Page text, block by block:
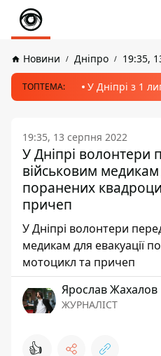
Новини Дніпро 19:35,
ТОПТЕМА: У Дніпрі з 1
19:35, 13 серпня 2022
У Дніпрі волонтери
військовим медикам
поранених
причеп
У Дніпрі волонтери
медикам для евакуації
мотоцикл та причеп
Ярослав Жахалов
ЖУРНАЛІСТ
👍